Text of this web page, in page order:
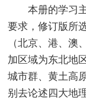
本册的学习
要求，修订版所
（北京、港、澳
加区域为东北地
城市群、黄土高
别去论述四大地